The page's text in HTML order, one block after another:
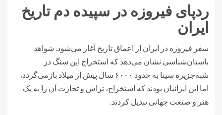
ردپای فیروزه در سپیده دم تاریخ
ایران
سفر فیروزه در ایران از اعماق تاریخ آغاز می‌شود. شواهد
باستان‌شناسی نشان می‌دهد که استخراج این سنگ در
شبه‌جزیره سینا به حدود ۶۰۰۰ سال پیش از میلاد بازمی‌گردد،
اما این ایرانیان بودند که استخراج، تراش و تجارت آن را به یک
هنر و صنعت جهانی تبدیل کردند.